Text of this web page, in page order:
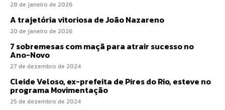
28 de janeiro de 2026
A trajetória vitoriosa de João Nazareno
20 de janeiro de 2026
7 sobremesas com maçã para atrair sucesso no
Ano-Novo
27 de dezembro de 2024
Cleide Veloso, ex-prefeita de Pires do Rio, esteve no
programa Movimentação
25 de dezembro de 2024